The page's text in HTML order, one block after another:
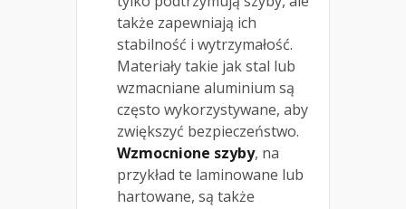
także zapewniają ich
stabilność i wytrzymałość.
Materiały takie jak stal lub
wzmacniane aluminium są
często wykorzystywane, aby
zwiększyć bezpieczeństwo.
Wzmocnione szyby, na
przykład te laminowane lub
hartowane, są także